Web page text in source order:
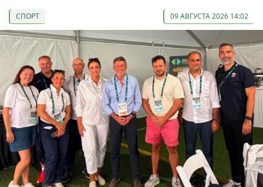
СПОРТ 09 АВГУСТА 2026 14:02